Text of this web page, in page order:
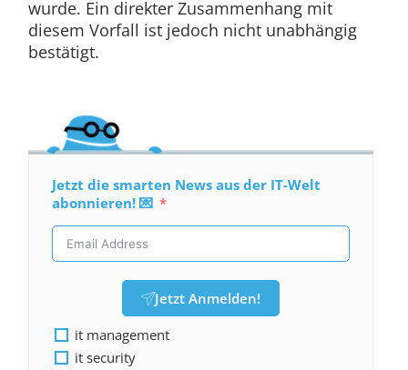
wurde. Ein direkter Zusammenhang mit
diesem Vorfall ist jedoch nicht unabhängig
bestätigt.
Jetzt die smarten News aus der IT-Welt
abonnieren! 💌
Jetzt Anmelden!
it management
it security